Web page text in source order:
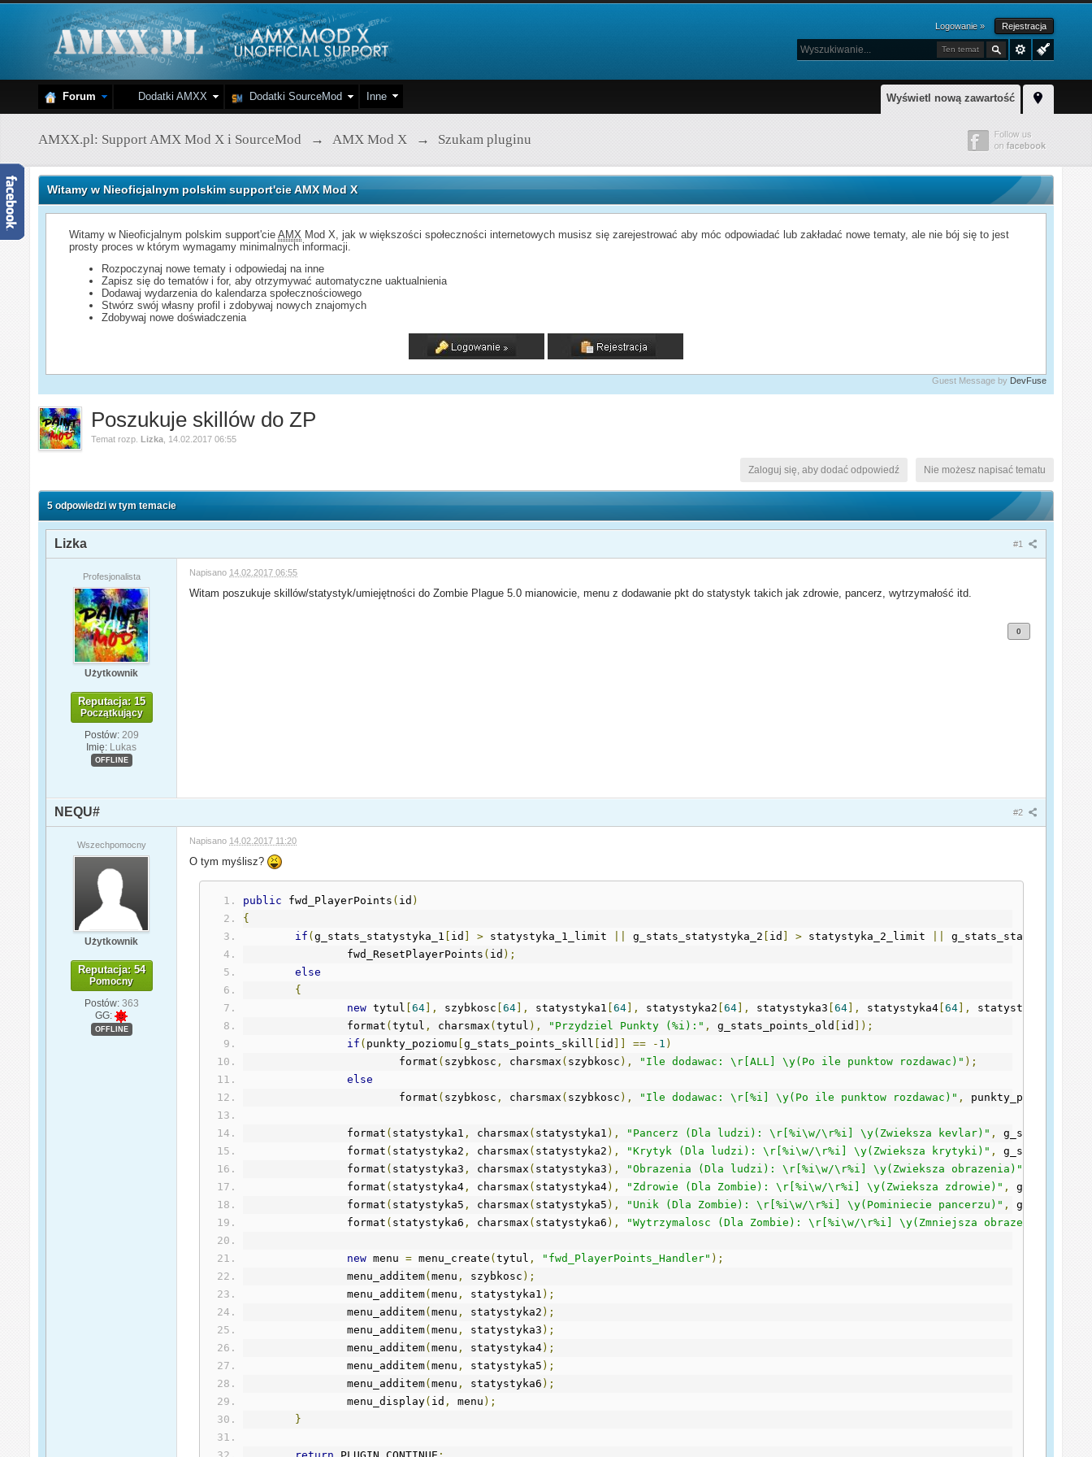
Logowanie » Rejestracja
Ten temat
Wyświetl nową zawartość
Forum Dodatki AMXX Dodatki SourceMod Inne
AMXX.pl: Support AMX Mod X i SourceMod → AMX Mod X → Szukam pluginu
Witamy w Nieoficjalnym polskim support'cie AMX Mod X
Witamy w Nieoficjalnym polskim support'cieAMX Mod X, jak w większości społeczności internetowych musisz się zarejestrować aby móc odpowiadać lub zakładać nowe tematy, ale nie bój się to jest
prosty proces w którym wymagamy minimalnych informacji.
Rozpoczynaj nowe tematy i odpowiedaj na inne
Zapisz się do tematów i for, aby otrzymywać automatyczne uaktualnienia
Dodawaj wydarzenia do kalendarza społecznościowego
Stwórz swój własny profil i zdobywaj nowych znajomych
Zdobywaj nowe doświadczenia
Guest Message by DevFuse
Poszukuje skillów do ZP
Temat rozp.Lizka 14.02.2017 06:55
Nie możesz napisać tematu
Zaloguj się, aby dodać odpowiedź
5 odpowiedzi w tym temacie
#1
Lizka
Profesjonalista
Użytkownik
Reputacja: 15
Początkujący
Postów: 209
Imię: Lukas
OFFLINE
Napisano 14.02.2017 06:55
Witam poszukuje skillów/statystyk/umiejętności do Zombie Plague 5.0 mianowicie, menu z dodawanie pkt do statystyk takich jak zdrowie, pancerz, wytrzymałość itd.
0
#2
NEQU#
Wszechpomocny
Użytkownik
Reputacja: 54
Pomocny
Postów: 363
GG:
OFFLINE
Napisano 14.02.2017 11:20
O tym myślisz?
public fwd_PlayerPoints ( id )
{
if (g_stats_statystyka_1 [ id ] > statystyka_1_limit g_stats_statystyka_2 [ id ] > statystyka_2_limit g_stats_statystyka_3
		fwd_ResetPlayerPoints
( id );
else
{
new tytul [64], szybkosc [64], statystyka1 [64], statystyka2 [64], statystyka3 [64], statystyka4 [64], statystyka5
		format
(tytul , charsmax (tytul ), "Przydziel Punkty (%i):" , g_stats_points_old [ id ]);
if ( punkty_poziomu [g_stats_points_skill [ id ]] == - 1 )
			format
( szybkosc , charsmax ( szybkosc ), "Ile dodawac: \r[ALL] \y(Po ile punktow rozdawac)" );
else
			format
( szybkosc , charsmax ( szybkosc ), "Ile dodawac: \r[%i] \y(Po ile punktow rozdawac)" , punkty_poziomu
		format
( statystyka1 , charsmax ( statystyka1 ), "Pancerz (Dla ludzi): \r[%i\w/\r%i] \y(Zwieksza kevlar)" ,
		format
( statystyka2 , charsmax ( statystyka2 ), "Krytyk (Dla ludzi): \r[%i\w/\r%i] \y(Zwieksza krytyki)" ,
		format
( statystyka3 , charsmax ( statystyka3 ), "Obrazenia (Dla ludzi): \r[%i\w/\r%i] \y(Zwieksza obrazenia)"
		format
( statystyka4 , charsmax ( statystyka4), "Zdrowie (Dla Zombie): \r[%i\w/\r%i] \y(Zwieksza zdrowie)" ,
		format
( statystyka5 , charsmax ( statystyka5 ), "Unik (Dla Zombie): \r[%i\w/\r%i] \y(Pominiecie pancerzu)" ,
		format
( statystyka6 , charsmax ( statystyka6 ), "Wytrzymalosc (Dla Zombie): \r[%i\w/\r%i] \y(Zmniejsza obrazenia)"
new menu = menu_create (tytul , "fwd_PlayerPoints_Handler" );
		menu_additem
(menu , szybkosc );
		menu_additem
(menu , statystyka1 );
		menu_additem
(menu , statystyka2 );
		menu_additem
(menu , statystyka3 );
		menu_additem
(menu , statystyka4);
		menu_additem
(menu , statystyka5 );
		menu_additem
(menu , statystyka6 );
		menu_display
( id , menu );
}